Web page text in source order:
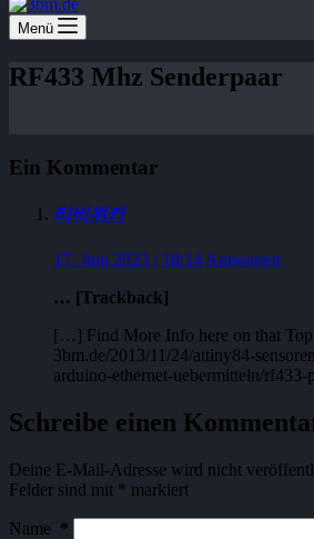
Menü
RF433 Mhz Senderpaar
Ein Kommentar
티비위키
17. Juni 2023 / 18:14 Antworten
… [Trackback]
[…] Find More Info here on that
3bm.de/2013/11/24/attiny84-
arduino-ethernet-uebermitteln/
Schreibe einen
Deine E-Mail-Adresse wird nicht
Felder sind mit * markiert
Name *